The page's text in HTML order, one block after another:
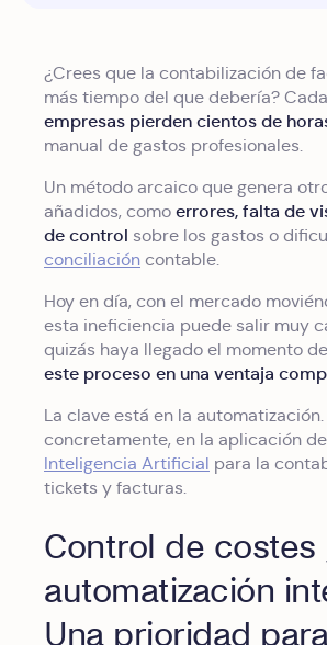
¿Crees que la contabilización de
más tiempo del que debería?
empresas pierden cientos de
manual de gastos profesionales.
Un método arcaico que genera
añadidos, como errores, falta de
de control sobre los gastos o
conciliación contable.
Hoy en día, con el mercado
esta ineficiencia puede salir muy
quizás haya llegado el momento de
este proceso en una ventaja
La clave está en la automatización.
concretamente, en la aplicación de
Inteligencia Artificial para la
tickets y facturas.
Control de costes
automatización
Una prioridad